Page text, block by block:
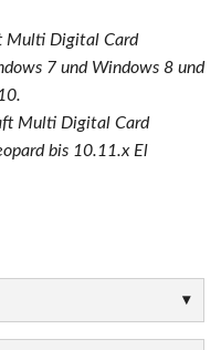
Multi Digital Card
7 und Windows 8 und
Multi Digital Card
bis 10.11.x El